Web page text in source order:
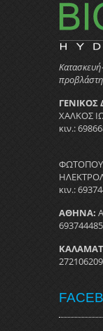
ΓΕΝΙΚΟΣ
ΧΑΛΚΟΣ
κιν.:
κιν.:
ΑΘΗΝΑ: